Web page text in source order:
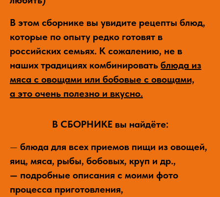
В этом сборнике вы увидите рецепты блюд,
которые по опыту редко готовят в
российских семьях. К сожалению, не в
наших традициях комбинировать блюда из
мяса с овощами или бобовые с овощами,
а это очень полезно и вкусно.
В СБОРНИКЕ вы найдёте:
— блюда для всех приемов пищи из овощей,
яиц, мяса, рыбы, бобовых, круп и др.,
— подробные описания с моими фото
процесса приготовления,